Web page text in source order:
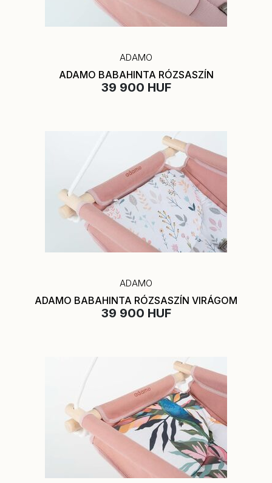
ADAMO
ADAMO BABAHINTA RÓZSASZÍN
39 900 HUF
ADAMO
ADAMO BABAHINTA RÓZSASZÍN VIRÁGOM
39 900 HUF